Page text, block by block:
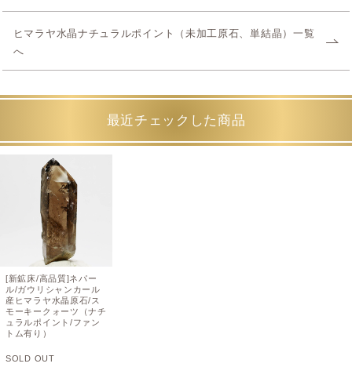
ヒマラヤ水晶ナチュラルポイント（未加工原石、単結晶）一覧
へ
最近チェックした商品
[新鉱床/高品質]ネパー
ル/ガウリシャンカール
産ヒマラヤ水晶原石/ス
モーキークォーツ（ナチ
ュラルポイント/ファン
トム有り）
SOLD OUT